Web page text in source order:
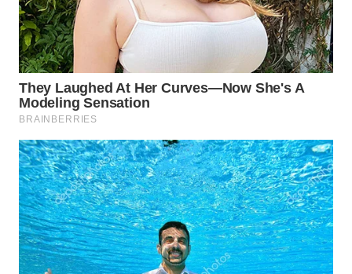
WAHANA
KONSUMEN
WAHANA
LISTRIK
WAHANA
TRAVEL
WAHANA
TV
WAHANANEWS